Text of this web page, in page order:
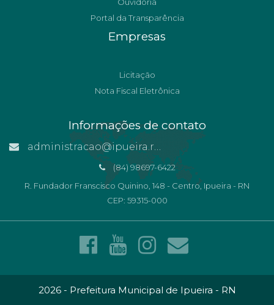
Portal da Transparência
Empresas
Licitação
Nota Fiscal Eletrônica
Informações de contato
administracao@ipueira.rn.gov.br
(84) 98697-6422
R. Fundador Franscisco Quinino, 148 - Centro, Ipueira - RN
CEP: 59315-000
2026 - Prefeitura Municipal de Ipueira - RN